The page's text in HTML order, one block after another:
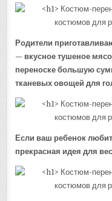
Родители
— вкусное тушеное
переноске большую
тканевых овощей для
Если ваш ребенок
прекрасная идея для